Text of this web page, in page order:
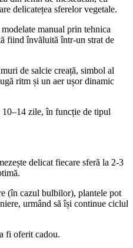
delicatețea sferelor vegetale.
manual prin tehnica
fiind învăluită într-un strat de
de salcie creață, simbol al
ritm și un aer ușor dinamic
10–14 zile, în funcție de tipul
delicat fiecare sferă la 2-3
(în cazul bulbilor), plantele pot
urmând să își continue ciclul
fi oferit cadou.